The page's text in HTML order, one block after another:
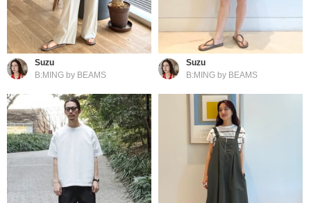
Suzu
B:MING by BEAMS
Suzu
B:MING by BEAMS